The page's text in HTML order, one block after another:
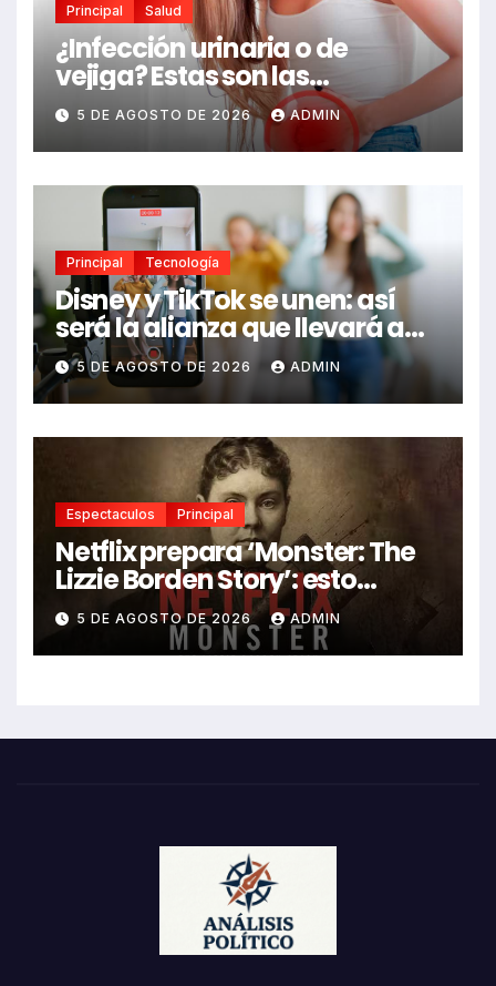
Principal Salud
¿Infección urinaria o de
vejiga? Estas son las
diferencias y las señales de
alerta que no debes ignorar
5 DE AGOSTO DE 2026 ADMIN
Principal Tecnología
Disney y TikTok se unen: así
será la alianza que llevará a
Mickey, Marvel y Star Wars a
los videos virales
5 DE AGOSTO DE 2026 ADMIN
Espectaculos Principal
Netflix prepara ‘Monster: The
Lizzie Borden Story’: esto
sabemos
5 DE AGOSTO DE 2026 ADMIN